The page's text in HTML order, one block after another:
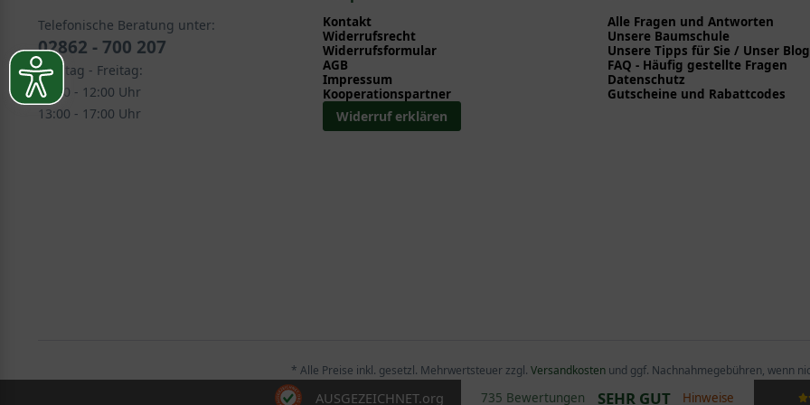
AUSGEZEICHNET.org 735 Bewertungen SEHR GUT Hinweise
Fertig-Heckenelemente > Spaliere (Stamm 220 - 250 cm)
Laub- und Nadelgehölze > Spalierbäume > Mehrjährige Spaliere (ab 3 Jahren) > Spaliere (Stamm 220 - 250 cm)
Exklusive Formen > Spalierbäume > Mehrjährige Spaliere (ab 3 Jahren) > Spaliere (Stamm 220 - 250 cm)
Telefonische Beratung unter:
02862 - 700 207
Montag - Freitag:
08:30 - 12:00 Uhr
13:00 - 17:00 Uhr
Kontakt
Widerrufsrecht
Widerrufsformular
AGB
Impressum
Kooperationspartner
Widerruf erklären
Alle Fragen und Antworten
Unsere Baumschule
Unsere Tipps für Sie / Unser Blog
FAQ - Häufig gestellte Fragen
Datenschutz
Gutscheine und Rabattcodes
* Alle Preise inkl. gesetzl. Mehrwertsteuer zzgl. Versandkostenund ggf. Nachnahmegebühren, wenn